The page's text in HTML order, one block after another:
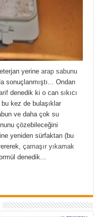
yerinearap sabunu
sonuçlanmıştı... Ondan
denedik ki o can sıkıcı
kez de bulaşıklar
ve daha çok su
çözebileceğini
yeniden sürfaktan (bu
çamaşır yıkamak
denedik...